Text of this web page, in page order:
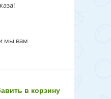
мы вам
в корзину